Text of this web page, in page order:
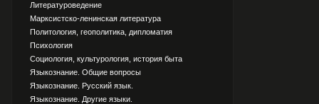
Литературоведение
Марксистско-ленинская литература
Политология, геополитика, дипломатия
Психология
Социология, культурология, история быта
Языкознание. Общие вопросы
Языкознание. Русский язык.
Языкознание. Другие языки.